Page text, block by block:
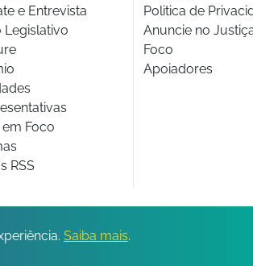
e Entrevista
Legislativo
em Foco
RSS
Politica de
Anuncie no
Foco
Apoiadores
Saiba mais.